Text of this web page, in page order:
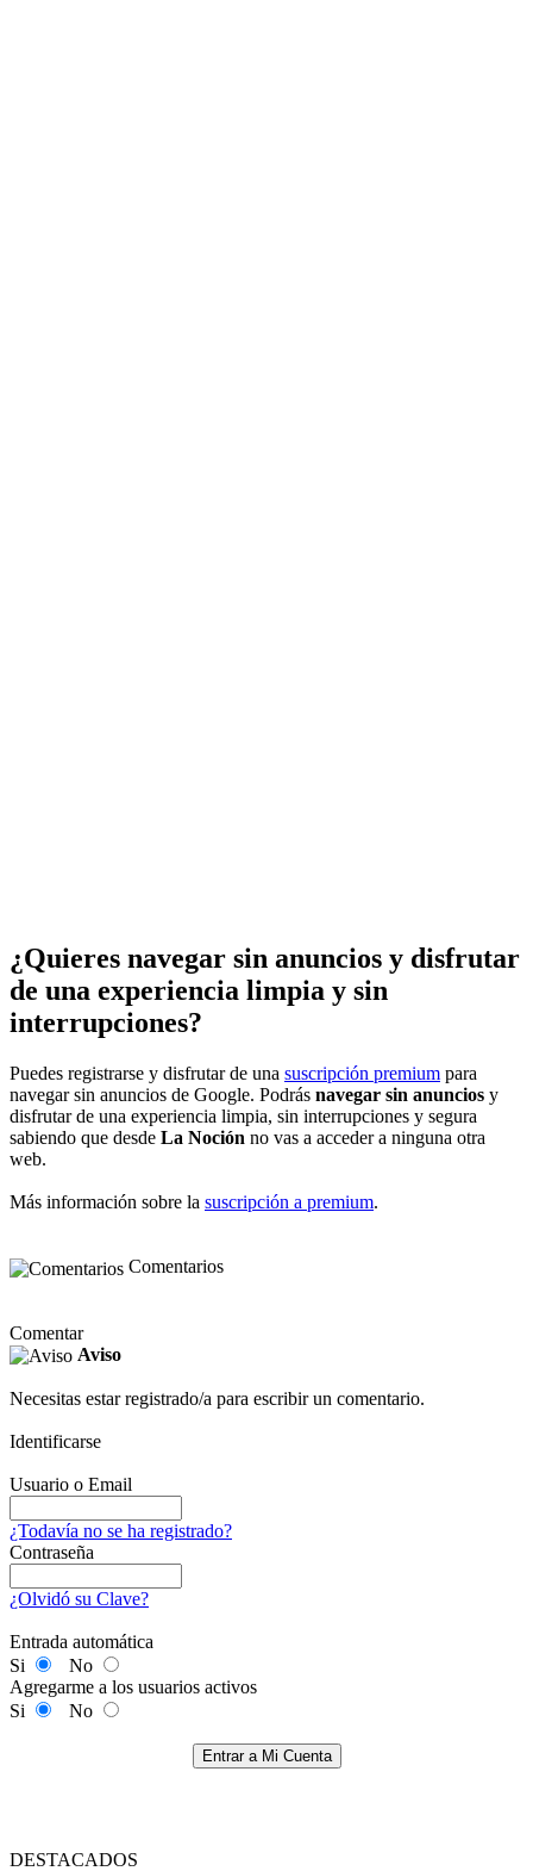
¿Quieres navegar sin anuncios y disfrutar
de una experiencia limpia y sin
interrupciones?
Puedes registrarse y disfrutar de una suscripción premium para
navegar sin anuncios de Google. Podrás navegar sin anuncios y
disfrutar de una experiencia limpia, sin interrupciones y segura
sabiendo que desde La Noción no vas a acceder a ninguna otra
web.
Más información sobre la suscripción a premium.
Comentarios
Comentar
Aviso
Necesitas estar registrado/a para escribir un comentario.
Identificarse
Usuario o Email
¿Todavía no se ha registrado?
Contraseña
¿Olvidó su Clave?
Entrada automática
Si
No
Agregarme a los usuarios activos
Si
No
Entrar a Mi Cuenta
DESTACADOS